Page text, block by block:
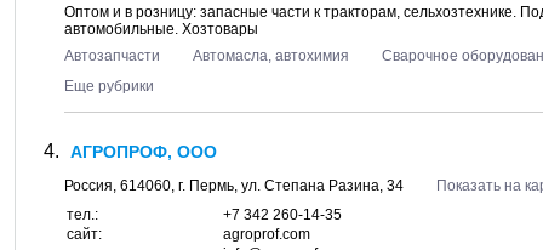
Оптом и в розницу: запасные части к тракторам, сельхозтехнике.
автомобильные. Хозтовары
Автозапчасти
Автомасла, автохимия
Сварочное
Еще рубрики
АГРОПРОФ, ООО
Россия, 614060, г. Пермь, ул. Степана Разина, 34
Показать на
тел.:
+7 342 260-14-35
сайт:
agroprof.com